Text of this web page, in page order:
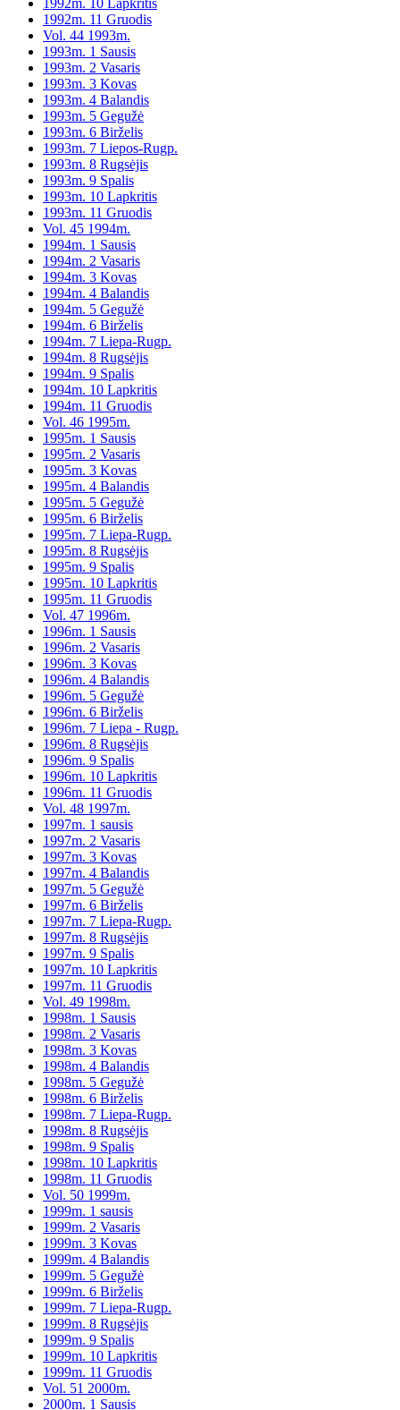
1992m. 10 Lapkritis
1992m. 11 Gruodis
Vol. 44 1993m.
1993m. 1 Sausis
1993m. 2 Vasaris
1993m. 3 Kovas
1993m. 4 Balandis
1993m. 5 Gegužė
1993m. 6 Birželis
1993m. 7 Liepos-Rugp.
1993m. 8 Rugsėjis
1993m. 9 Spalis
1993m. 10 Lapkritis
1993m. 11 Gruodis
Vol. 45 1994m.
1994m. 1 Sausis
1994m. 2 Vasaris
1994m. 3 Kovas
1994m. 4 Balandis
1994m. 5 Gegužė
1994m. 6 Birželis
1994m. 7 Liepa-Rugp.
1994m. 8 Rugsėjis
1994m. 9 Spalis
1994m. 10 Lapkritis
1994m. 11 Gruodis
Vol. 46 1995m.
1995m. 1 Sausis
1995m. 2 Vasaris
1995m. 3 Kovas
1995m. 4 Balandis
1995m. 5 Gegužė
1995m. 6 Birželis
1995m. 7 Liepa-Rugp.
1995m. 8 Rugsėjis
1995m. 9 Spalis
1995m. 10 Lapkritis
1995m. 11 Gruodis
Vol. 47 1996m.
1996m. 1 Sausis
1996m. 2 Vasaris
1996m. 3 Kovas
1996m. 4 Balandis
1996m. 5 Gegužė
1996m. 6 Birželis
1996m. 7 Liepa - Rugp.
1996m. 8 Rugsėjis
1996m. 9 Spalis
1996m. 10 Lapkritis
1996m. 11 Gruodis
Vol. 48 1997m.
1997m. 1 sausis
1997m. 2 Vasaris
1997m. 3 Kovas
1997m. 4 Balandis
1997m. 5 Gegužė
1997m. 6 Birželis
1997m. 7 Liepa-Rugp.
1997m. 8 Rugsėjis
1997m. 9 Spalis
1997m. 10 Lapkritis
1997m. 11 Gruodis
Vol. 49 1998m.
1998m. 1 Sausis
1998m. 2 Vasaris
1998m. 3 Kovas
1998m. 4 Balandis
1998m. 5 Gegužė
1998m. 6 Birželis
1998m. 7 Liepa-Rugp.
1998m. 8 Rugsėjis
1998m. 9 Spalis
1998m. 10 Lapkritis
1998m. 11 Gruodis
Vol. 50 1999m.
1999m. 1 sausis
1999m. 2 Vasaris
1999m. 3 Kovas
1999m. 4 Balandis
1999m. 5 Gegužė
1999m. 6 Birželis
1999m. 7 Liepa-Rugp.
1999m. 8 Rugsėjis
1999m. 9 Spalis
1999m. 10 Lapkritis
1999m. 11 Gruodis
Vol. 51 2000m.
2000m. 1 Sausis